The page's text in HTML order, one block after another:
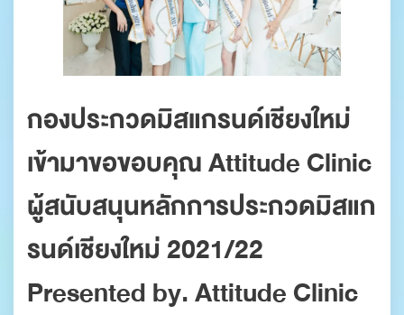
กองประกวดมิสแกรนด์เชียงใหม่
เข้ามาขอขอบคุณ Attitude Clinic
ผู้สนับสนุนหลักการประกวดมิสแก
รนด์เชียงใหม่ 2021/22
Presented by. Attitude Clinic